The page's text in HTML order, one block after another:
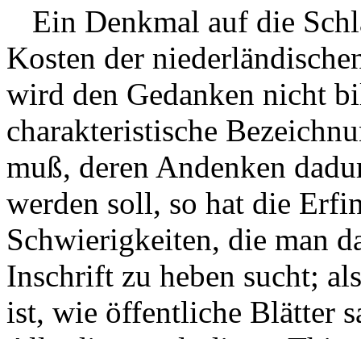
Ein Denkmal auf die
Kosten der
wird den Gedanken nicht
charakteristische
muß, deren Andenken
werden soll, so hat die
Schwierigkeiten, die man
Inschrift zu heben sucht;
ist, wie öffentliche Blätter